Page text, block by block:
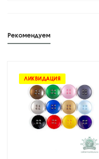
Рекомендуем
ЛИКВИДАЦИЯ